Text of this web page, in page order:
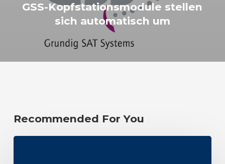
GSS-Kopfstationsmodule stellen
sich automatisch um
Recommended For You